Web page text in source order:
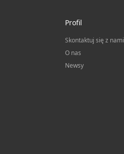
Profil
Skontaktuj się z nami
O nas
Newsy